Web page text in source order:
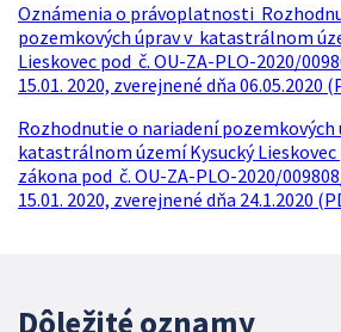
Oznámenia o právoplatnosti
pozemkových úprav v katastrálnom
Lieskovec pod č. OU-ZA-PLO-2020/
15.01. 2020, zverejnené dňa 06.05.2020
Rozhodnutie o nariadení pozemkových
katastrálnom území Kysucký Lieskovec
zákona pod č. OU-ZA-PLO-2020/
15.01. 2020, zverejnené dňa 24.1.2020
Dôležité oznamy